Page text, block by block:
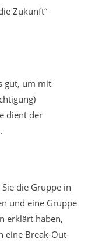
Zukunft“
gut, um mit
dient der
die Gruppe in
und eine Gruppe
erklärt haben,
eine Break-Out-